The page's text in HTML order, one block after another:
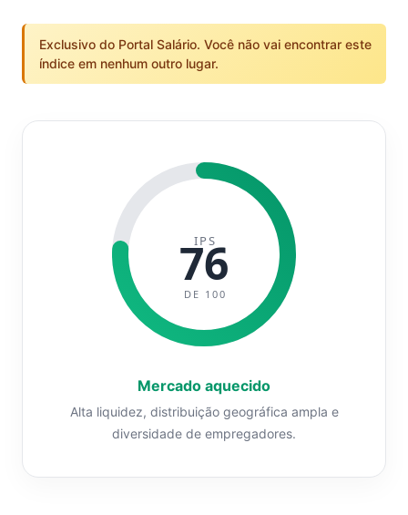
Exclusivo do Portal Salário. Você não vai encontrar este
índice em nenhum outro lugar.
IPS
76
DE 100
Mercado aquecido
Alta liquidez, distribuição geográfica ampla e
diversidade de empregadores.